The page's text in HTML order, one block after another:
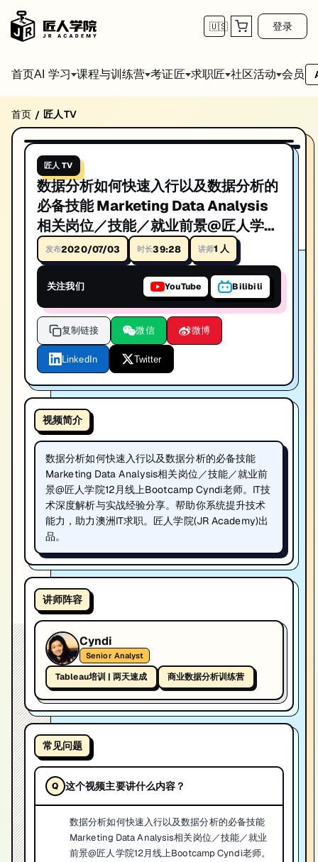
🇺🇸 登录
首页AI 学习 课程与训练营 考证匠 求职匠 社区活动 会员
数据分析如何快速入行以及数据分析的必备技
数据分析如何快速入行以及数据分析的必备技能 Marketing Data
讲师: Cyndi
时长: 39:28
发布日期: 2019/12/24
本视频由匠人学院提供，涵盖IT技术相关知识点，帮助你系统学习和提
首页 / 匠人TV
播放视频
匠人 TV
数据分析如何快速入行以及数据分析的
必备技能 Marketing Data Analysis
相关岗位／技能／就业前景@匠人学院
12月线上Bootcamp Cyndi老师
发布2020/07/03 时长39:28 讲师1 人
关注我们 YouTube Bilibili
复制链接 微信 微博
LinkedIn Twitter
视频简介
数据分析如何快速入行以及数据分析的必备技能
Marketing Data Analysis相关岗位／技能／就业前
景@匠人学院12月线上Bootcamp Cyndi老师。IT技
术深度解析与实战经验分享。帮助你系统提升技术
能力，助力澳洲IT求职。匠人学院(JR Academy)出
品。
讲师阵容
Cyndi
Senior Analyst
Tableau培训 | 两天速成 商业数据分析训练营
常见问题
这个视频主要讲什么内容？
数据分析如何快速入行以及数据分析的必备技能
Marketing Data Analysis相关岗位／技能／就业
前景@匠人学院12月线上Bootcamp Cyndi老师。